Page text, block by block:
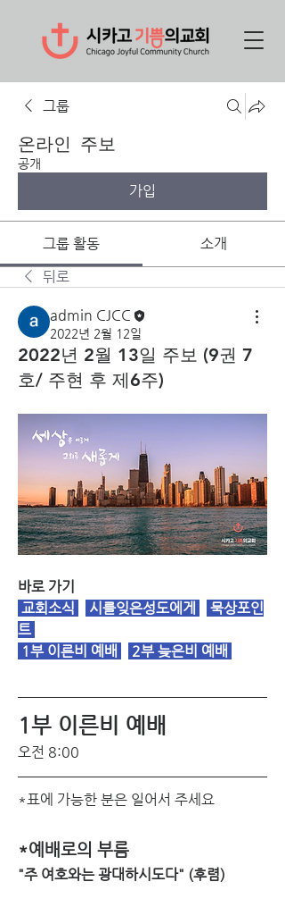
그룹
온라인 주보
공개
가입
그룹 활동
소개
뒤로
admin CJCC
2022년 2월 12일
2022년 2월 13일 주보 (9권 7
호/ 주현 후 제6주)
바로 가기
교회소식
시를잊은성도에게
묵상포인
트
1부 이른비 예배
2부 늦은비 예배
1부 이른비 예배
오전 8:00
*표에 가능한 분은 일어서 주세요
*예배로의 부름
"주 여호와는 광대하시도다" (후렴)